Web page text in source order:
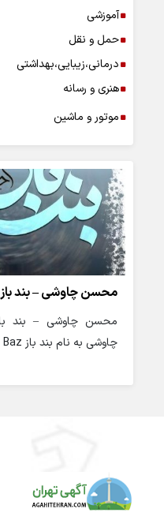
آموزشی
حمل و نقل
درمانی،زیبایی،بهداشتی
هنری و رسانه
موتور و ماشین
محسن چاوشی – بند باز
محسن چاوشی – بند
چاوشی به نام بند باز Mohsen Chavoshi – Band Baz